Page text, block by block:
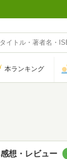
本ランキング
感想・レビュー